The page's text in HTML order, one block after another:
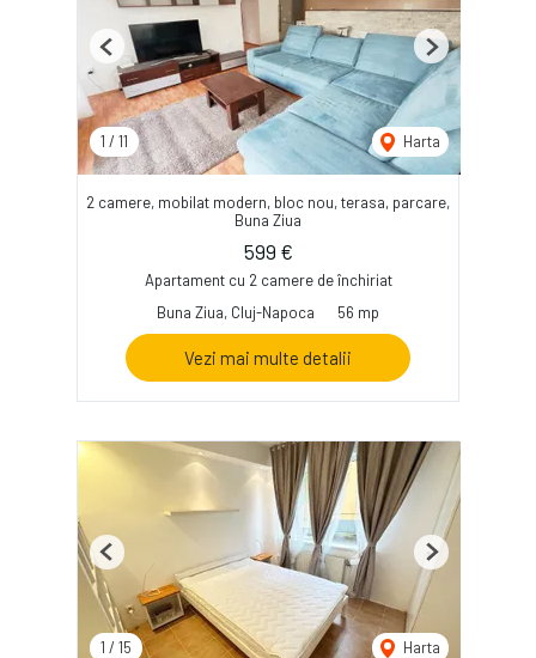
1 / 11 Harta
Previous Next
2 camere, mobilat modern, bloc nou, terasa, parcare,
Buna Ziua
599 €
Apartament cu 2 camere de închiriat
Buna Ziua, Cluj-Napoca
56 mp
Vezi mai multe detalii
1 / 15 Harta
Previous Next